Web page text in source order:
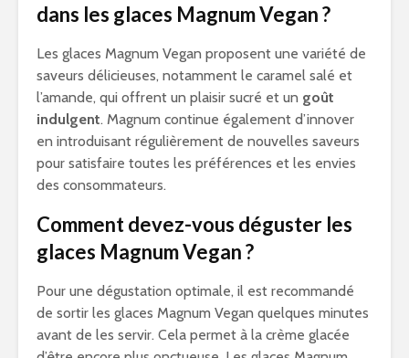
dans les glaces Magnum Vegan ?
Les glaces Magnum Vegan proposent une variété de
saveurs délicieuses, notamment le caramel salé et
l’amande, qui offrent un plaisir sucré et un goût
indulgent. Magnum continue également d’innover
en introduisant régulièrement de nouvelles saveurs
pour satisfaire toutes les préférences et les envies
des consommateurs.
Comment devez-vous déguster les
glaces Magnum Vegan ?
Pour une dégustation optimale, il est recommandé
de sortir les glaces Magnum Vegan quelques minutes
avant de les servir. Cela permet à la crème glacée